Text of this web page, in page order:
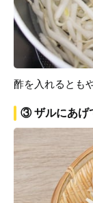
酢を入れるとも
③ ザルにあげ